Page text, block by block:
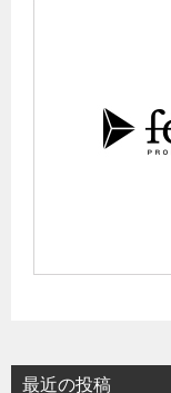
最近の投稿